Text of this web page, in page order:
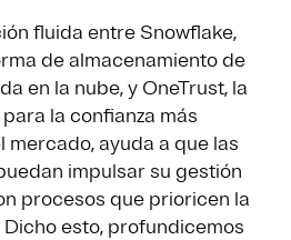
fluida entre Snowflake,
de almacenamiento de
en la nube, y OneTrust, la
la confianza más
mercado, ayuda a que las
impulsar su gestión
procesos que prioricen la
esto, profundicemos